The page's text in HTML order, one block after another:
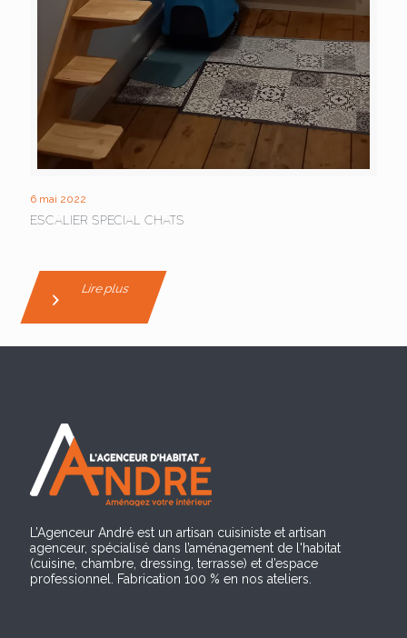
6 mai 2022
ESCALIER SPECIAL CHATS
Lire plus
L’Agenceur André est un artisan cuisiniste et artisan
agenceur, spécialisé dans l’aménagement de l'habitat
(cuisine, chambre, dressing, terrasse) et d’espace
professionnel. Fabrication 100 % en nos ateliers.